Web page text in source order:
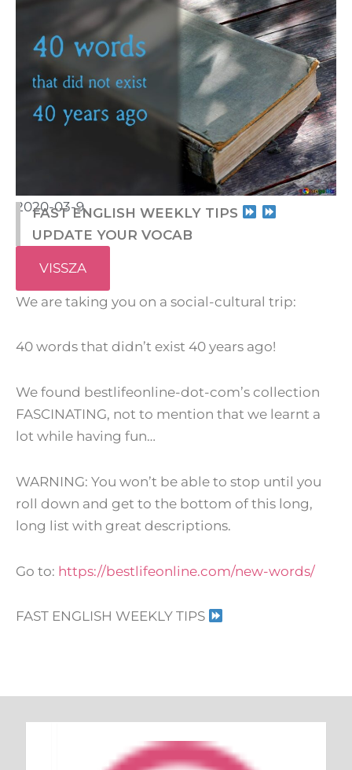
2020-03-9
FAST ENGLISH WEEKLY TIPS
UPDATE YOUR VOCAB
VISSZA
We are taking you on a social-cultural trip:
40 words that didn’t exist 40 years ago!
We found bestlifeonline-dot-com’s collection
FASCINATING, not to mention that we learnt a
lot while having fun…
WARNING: You won’t be able to stop until you
roll down and get to the bottom of this long,
long list with great descriptions.
Go to: https://bestlifeonline.com/new-words/
FAST ENGLISH WEEKLY TIPS